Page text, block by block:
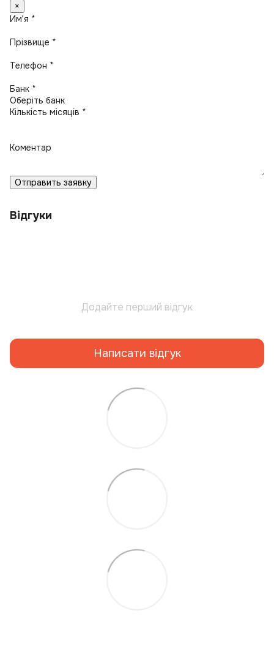
×
Имʼя *
Прізвище *
Телефон *
Банк *
Кількість місяців *
Коментар
Отправить заявку
Відгуки
Додайте перший відгук
Написати відгук